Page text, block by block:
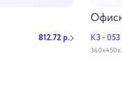
812.72 р. КЗ -